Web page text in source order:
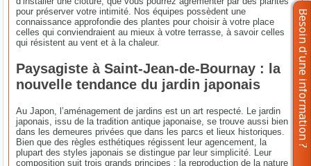
pour préserver votre intimité. Nos équipes possèdent une
connaissance approfondie des plantes pour choisir à votre place
celles qui conviendraient au mieux à votre terrasse, à savoir celles
qui résistent au vent et à la chaleur.
Paysagiste à Saint-Jean-de-Bournay : la
nouvelle tendance du jardin japonais
Au Japon, l’aménagement de jardins est un art respecté. Le jardin
japonais, issu de la tradition antique japonaise, se trouve aussi bien
dans les demeures privées que dans les parcs et lieux historiques.
Bien que des règles esthétiques régissent leur agencement, la
plupart des styles japonais se distingue par leur simplicité. Leur
composition suit trois grands principes : la reproduction de la nature